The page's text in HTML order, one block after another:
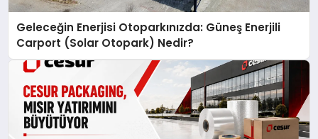
Geleceğin Enerjisi Otoparkınızda: Güneş Enerjili
Carport (Solar Otopark) Nedir?